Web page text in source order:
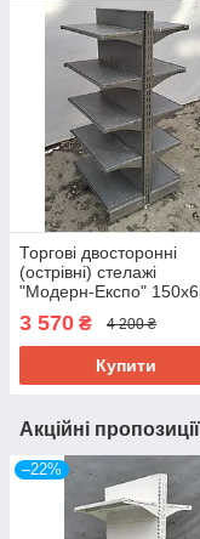
Торгові двосторонні
(острівні) стелажі
"Модерн-Експо"
см. Б/у
3 570 ₴ 4 200 ₴
Купити
Акційні
–22%